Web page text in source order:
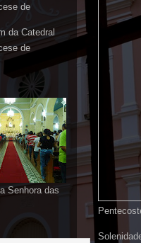
de
da Catedral
de
Senhora das